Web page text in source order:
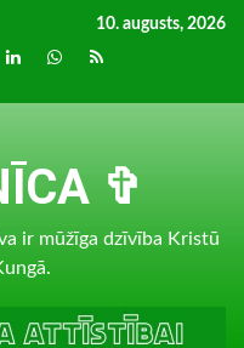
10. augusts, 2026
LinkedInwhatsapp
RSS
✞
ir mūžīga dzīvība Kristū